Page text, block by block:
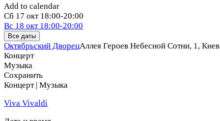
Add to calendar
Сб 17 окт 18:00-20:00
Вс 18 окт 18:00-20:00
Все даты
Октябрьский ДворецАллея Героев Небесной Сотни, 1, Киев
Концерт
Музыка
Сохранить
Концерт | Музыка
Viva Vivaldi